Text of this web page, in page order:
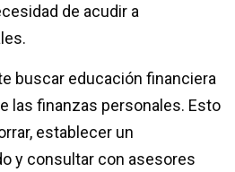
de acudir a
buscar educación financiera
las finanzas personales. Esto
establecer un
y consultar con asesores